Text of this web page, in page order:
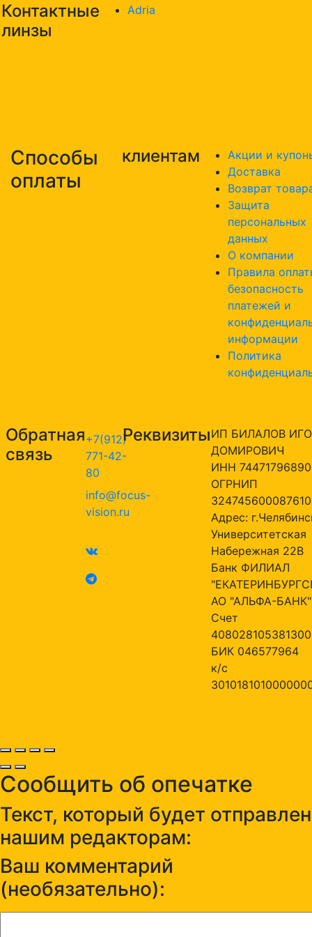
Контактные
линзы
Adria
Способы
оплаты
клиентам
Акции и
Доставка
Возврат
Защита
персональных
данных
О компании
Правила
безопасность
платежей и
информации
Политика
Обратная
связь
+7(912)
771-42-
80
info@focus-
vision.ru
РеквизитыИП БИЛАЛОВ
ДОМИРОВИЧ
ИНН
ОГРНИП
324745600087610
Адрес:
Университетская
Набережная 22В
Банк ФИЛИАЛ
АО "АЛЬФА-БАНК"
Счет
БИК 046577964
к/с
Сообщить об опечатке
Текст, который будет отправлен
нашим редакторам:
Ваш комментарий
(необязательно):